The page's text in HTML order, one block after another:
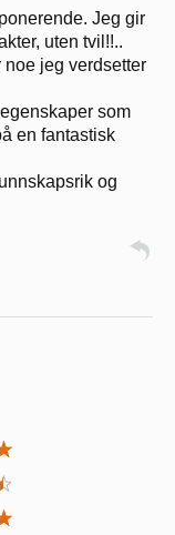
Jeg gir
uten tvil!!..
jeg verdsetter
som
en fantastisk
og